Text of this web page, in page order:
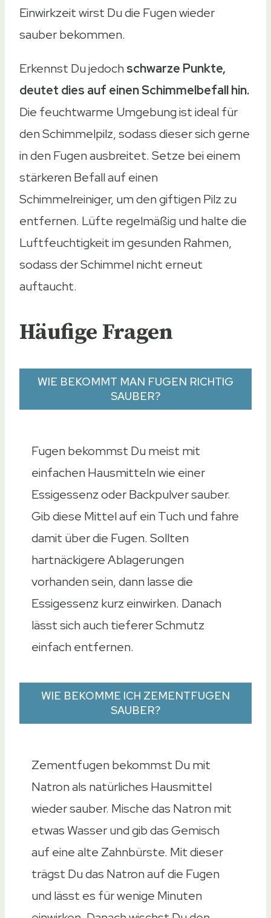
Einwirkzeit wirst Du die Fugen wieder
sauber bekommen.
Erkennst Du jedochschwarze Punkte,
deutet dies auf einen Schimmelbefall hin.
Die feuchtwarme Umgebung ist ideal für
den Schimmelpilz, sodass dieser sich gerne
in den Fugen ausbreitet. Setze bei einem
stärkeren Befall auf einen
Schimmelreiniger, um den giftigen Pilz zu
entfernen. Lüfte regelmäßig und halte die
Luftfeuchtigkeit im gesunden Rahmen,
sodass der Schimmel nicht erneut
auftaucht.
Häufige Fragen
WIE BEKOMMT MAN FUGEN RICHTIG
SAUBER?
Fugen bekommst Du meist mit
einfachen Hausmitteln wie einer
Essigessenz oder Backpulver sauber.
Gib diese Mittel auf ein Tuch und fahre
damit über die Fugen. Sollten
hartnäckigere Ablagerungen
vorhanden sein, dann lasse die
Essigessenz kurz einwirken. Danach
lässt sich auch tieferer Schmutz
einfach entfernen.
WIE BEKOMME ICH ZEMENTFUGEN
SAUBER?
Zementfugen bekommst Du mit
Natron als natürliches Hausmittel
wieder sauber. Mische das Natron mit
etwas Wasser und gib das Gemisch
auf eine alte Zahnbürste. Mit dieser
trägst Du das Natron auf die Fugen
und lässt es für wenige Minuten